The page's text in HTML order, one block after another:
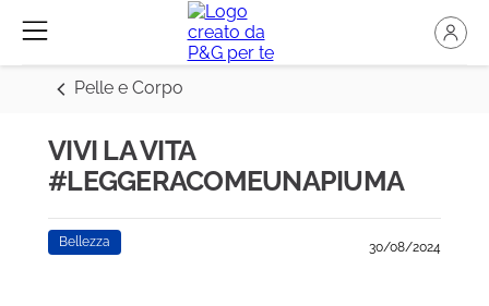
Pelle e Corpo
VIVI LA VITA
#LEGGERACOMEUNAPIUMA
Bellezza 30/08/2024